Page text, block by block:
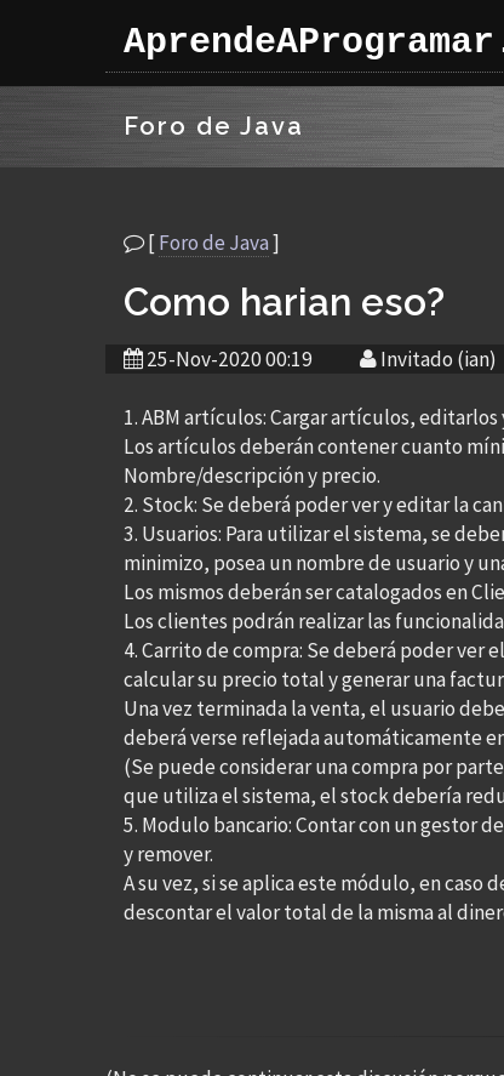
Foro de Java
[Foro de Java]
Como harian eso?
25-Nov-2020 00:19 Invitado (ian)
1. ABM artículos: Cargar artículos, editarlos
Los artículos deberán contener cuanto
Nombre/descripción y precio.
2. Stock: Se deberá poder ver y editar la
3. Usuarios: Para utilizar el sistema, se
minimizo, posea un nombre de usuario y
Los mismos deberán ser catalogados en
Los clientes podrán realizar las
4. Carrito de compra: Se deberá poder ver
calcular su precio total y generar una
Una vez terminada la venta, el usuario
deberá verse reflejada automáticamente
(Se puede considerar una compra por
que utiliza el sistema, el stock debería
5. Modulo bancario: Contar con un gestor
y remover.
A su vez, si se aplica este módulo, en caso
descontar el valor total de la misma al